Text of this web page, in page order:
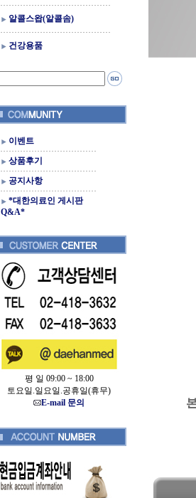
알콜스왑(알콜솜)
건강용품
이벤트
상품후기
공지사항
*대한의료인 게시판
Q&A*
평 일 09:00 ~ 18:00
토요일.일요일.공휴일(휴무)
E-mail 문의